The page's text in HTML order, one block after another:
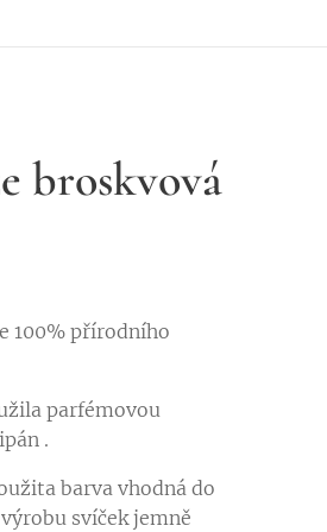
broskvová
100% přírodního
parfémovou
.
barva vhodná do
svíček jemně